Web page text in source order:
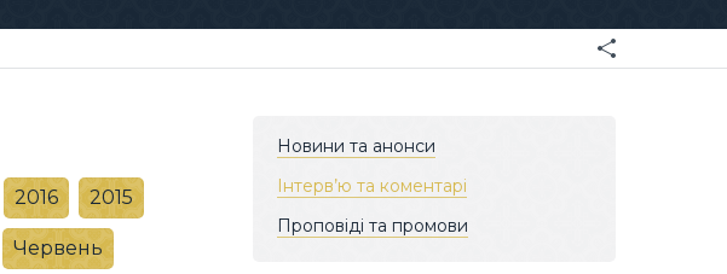
Синодальні органи
Матеріали Синодів
2016 2015
Червень
Новини та анонси
Інтерв’ю та коментарі
Проповіді та промови